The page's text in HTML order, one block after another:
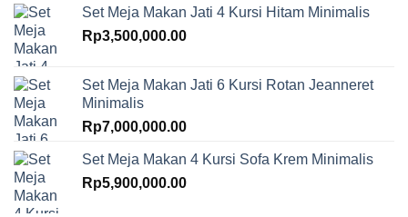
Set Meja Makan Jati 4 Kursi Hitam Minimalis
Rp3,500,000.00
Set Meja Makan Jati 6 Kursi Rotan Jeanneret
Minimalis
Rp7,000,000.00
Set Meja Makan 4 Kursi Sofa Krem Minimalis
Rp5,900,000.00